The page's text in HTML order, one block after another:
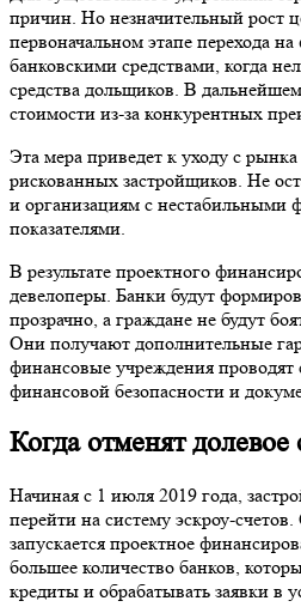
причин. Но незначительный рост
первоначальном этапе перехода
банковскими средствами, когда
средства дольщиков. В
стоимости из-за конкурентных
Эта мера приведет к уходу с
рискованных застройщиков. Не
и организациям с нестабильными
показателями.
В результате проектного
девелоперы. Банки будут
прозрачно, а граждане не будут
Они получают дополнительные
финансовые учреждения проводят
финансовой безопасности и
Когда отменят долевое
Начиная с 1 июля 2019 года,
перейти на систему эскроу-
запускается проектное
большее количество банков,
кредиты и обрабатывать заявки в